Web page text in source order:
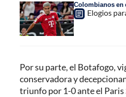
Colombianos en
Elogios
Por su parte, el Botafogo,
conservadora y
triunfo por 1-0 ante el